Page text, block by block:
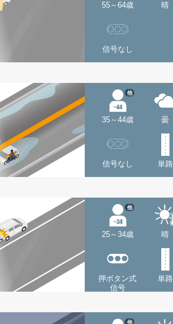
55～64歳 晴
信号なし
35～44歳
他
曇
信号なし 単路
25～34歳
他
晴
押ボタン式
信号
単路
他